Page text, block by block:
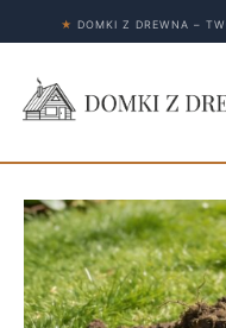
★ DOMKI Z DREWNA –